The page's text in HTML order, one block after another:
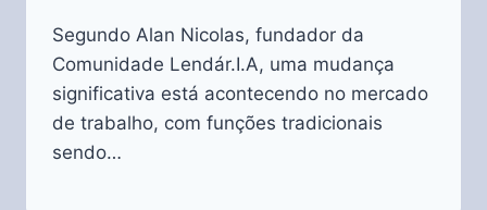
Segundo Alan Nicolas, fundador da
Comunidade Lendár.I.A, uma mudança
significativa está acontecendo no mercado
de trabalho, com funções tradicionais
sendo…